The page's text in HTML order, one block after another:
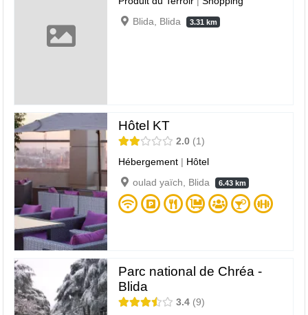
Blida, Blida
3.31 km
Hôtel KT
2.0
1
Hébergement | Hôtel
oulad yaïch, Blida
6.43 km
Parc national de Chréa -
Blida
3.4 9